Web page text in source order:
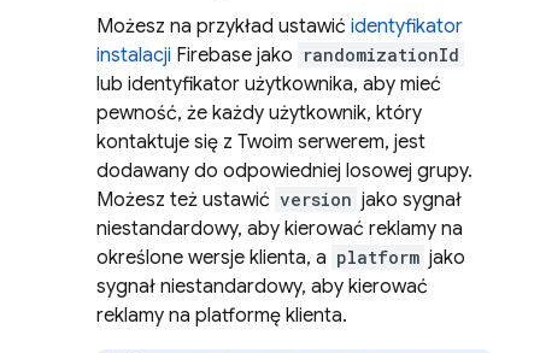
Możesz na przykład ustawić identyfikator
instalacji Firebase jako randomizationId
lub identyfikator użytkownika, aby mieć
pewność, że każdy użytkownik, który
kontaktuje się z Twoim serwerem, jest
dodawany do odpowiedniej losowej grupy.
Możesz też ustawić version jako sygnał
niestandardowy, aby kierować reklamy na
określone wersje klienta, a platform jako
sygnał niestandardowy, aby kierować
reklamy na platformę klienta.